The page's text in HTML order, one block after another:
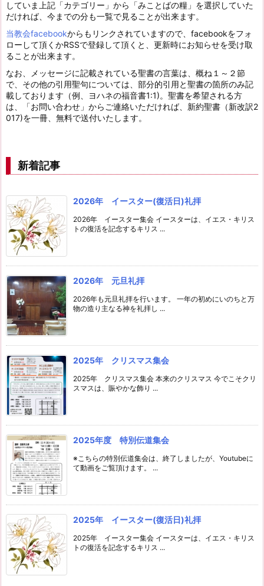
していま上記「カテゴリー」から「みことばの糧」を選択していた
だければ、今までの分も一覧で見ることが出来ます。
当教会facebookからもリンクされていますので、facebookをフォ
ローして頂くかRSSで登録して頂くと、更新時にお知らせを受け取
ることが出来ます。
なお、メッセージに記載されている聖書の言葉は、概ね１～２節
で、その他の引用聖句については、部分的引用と聖書の箇所のみ記
載しております（例、ヨハネの福音書1:1)。聖書を希望される方
は、「お問い合わせ」からご連絡いただければ、新約聖書（新改訳2
017)を一冊、無料で送付いたします。
新着記事
2026年 イースター(復活日)礼拝
2026年 イースター集会 イースターは、イエス・キリス
トの復活を記念するキリス ...
2026年 元旦礼拝
2026年も元旦礼拝を行います。 一年の初めにいのちと万
物の造り主なる神を礼拝し ...
2025年 クリスマス集会
2025年 クリスマス集会 本来のクリスマス 今でこそクリ
スマスは、賑やかな飾り ...
2025年度 特別伝道集会
※こちらの特別伝道集会は、終了しましたが、Youtubeに
て動画をご覧頂けます。 ...
2025年 イースター(復活日)礼拝
2025年 イースター集会 イースターは、イエス・キリス
トの復活を記念するキリス ...